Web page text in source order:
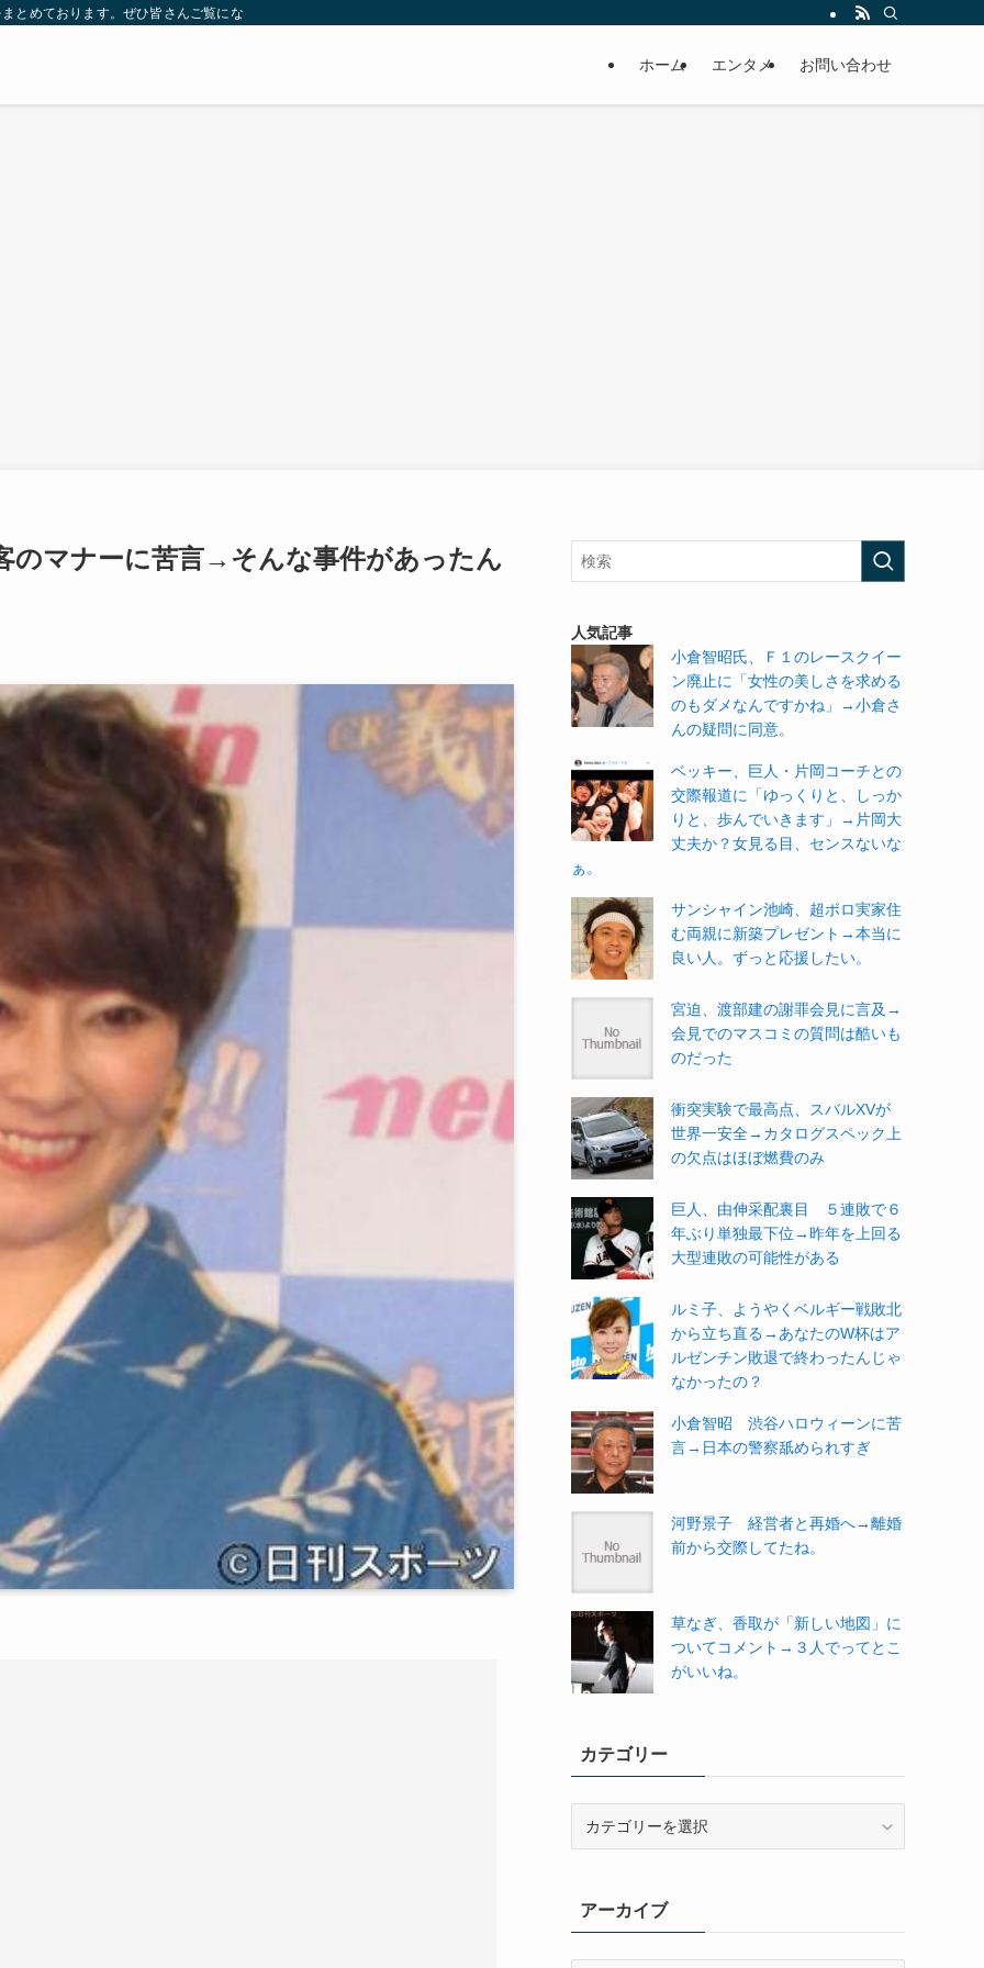
とめております。ぜひ皆さんご覧になっていってください。
ホーム エンタメ お問い合わせ
のマナーに苦言→そんな事件があったん
人気記事
小倉智昭氏、Ｆ１のレースクイー
ン廃止に「女性の美しさを求める
のもダメなんですかね」→小倉さ
んの疑問に同意。
ベッキー、巨人・片岡コーチとの
交際報道に「ゆっくりと、しっか
りと、歩んでいきます」→片岡大
丈夫か？女見る目、センスないな
ぁ。
サンシャイン池崎、超ボロ実家住
む両親に新築プレゼント→本当に
良い人。ずっと応援したい。
宮迫、渡部建の謝罪会見に言及→
会見でのマスコミの質問は酷いも
のだった
衝突実験で最高点、スバルXVが
世界一安全→カタログスペック上
の欠点はほぼ燃費のみ
巨人、由伸采配裏目 ５連敗で６
年ぶり単独最下位→昨年を上回る
大型連敗の可能性がある
ルミ子、ようやくベルギー戦敗北
から立ち直る→あなたのW杯はア
ルゼンチン敗退で終わったんじゃ
なかったの？
小倉智昭 渋谷ハロウィーンに苦
言→日本の警察舐められすぎ
河野景子 経営者と再婚へ→離婚
前から交際してたね。
草なぎ、香取が「新しい地図」に
ついてコメント→３人でってとこ
がいいね。
カテゴリー
ーアーカイブ